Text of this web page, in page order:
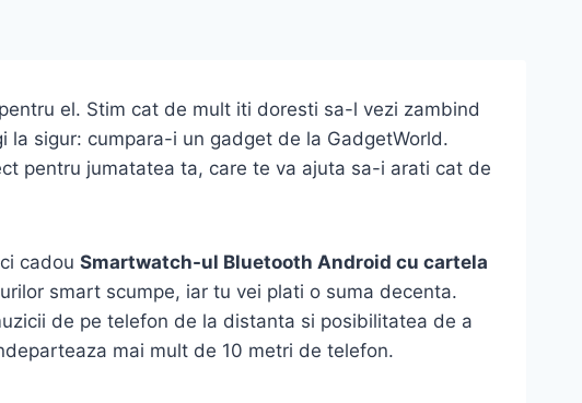
el. Stim cat de mult iti doresti sa-l vezi zambind
sigur: cumpara-i un gadget de la GadgetWorld.
pentru jumatatea ta, care te va ajuta sa-i arati cat de
cadou Smartwatch-ul Bluetooth Android cu cartela
smart scumpe, iar tu vei plati o suma decenta.
de pe telefon de la distanta si posibilitatea de a
mai mult de 10 metri de telefon.